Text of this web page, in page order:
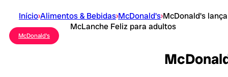
Início›Alimentos & Bebidas›McDonald's›McDonald's lança
McLanche Feliz para adultos
McDonald's